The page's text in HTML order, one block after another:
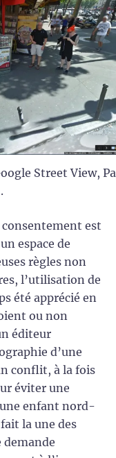
Street View,
est
espace de
règles non
l’utilisation de
été apprécié en
ou non
éditeur
d’une
conflit, à la fois
éviter une
enfant nord-
la une des
demande